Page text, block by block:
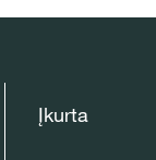
Įkurta